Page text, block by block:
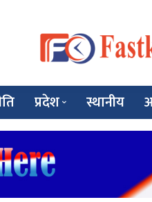
प्रदेश स्थानीय